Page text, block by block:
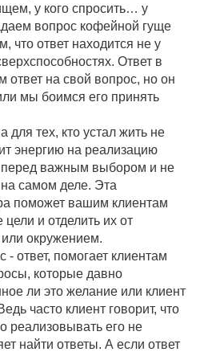
у кого спросить… у
вопрос кофейной гуще
что ответ находится не у
Ответ в
на свой вопрос, но он
мы боимся его принять
для тех, кто устал жить не
энергию на реализацию
перед важным выбором и не
на самом деле. Эта
поможет вашим клиентам
и отделить их от
окружением.
помогает клиентам
которые давно
ли это желание или клиент
часто клиент говорит, что
реализовывать его не
найти ответы. А если ответ